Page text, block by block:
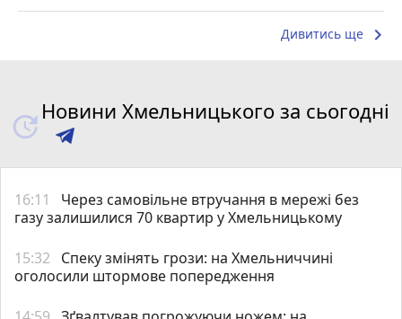
Дивитись ще keyboard_arrow_right
Новини Хмельницького за сьогодні
16:11
Через самовільне втручання в мережі без
газу залишилися 70 квартир у Хмельницькому
15:32
Спеку змінять грози: на Хмельниччині
оголосили штормове попередження